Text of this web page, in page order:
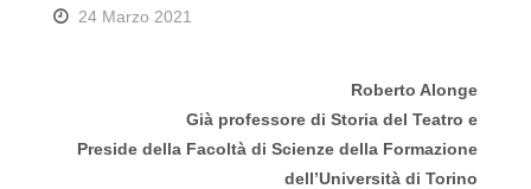
24 Marzo 2021
Roberto Alonge
Già professore di Storia del Teatro e
Preside della Facoltà di Scienze della Formazione
dell’Università di Torino